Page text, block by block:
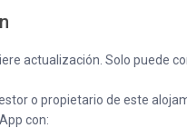
actualización. Solo puede
o propietario de este
con: